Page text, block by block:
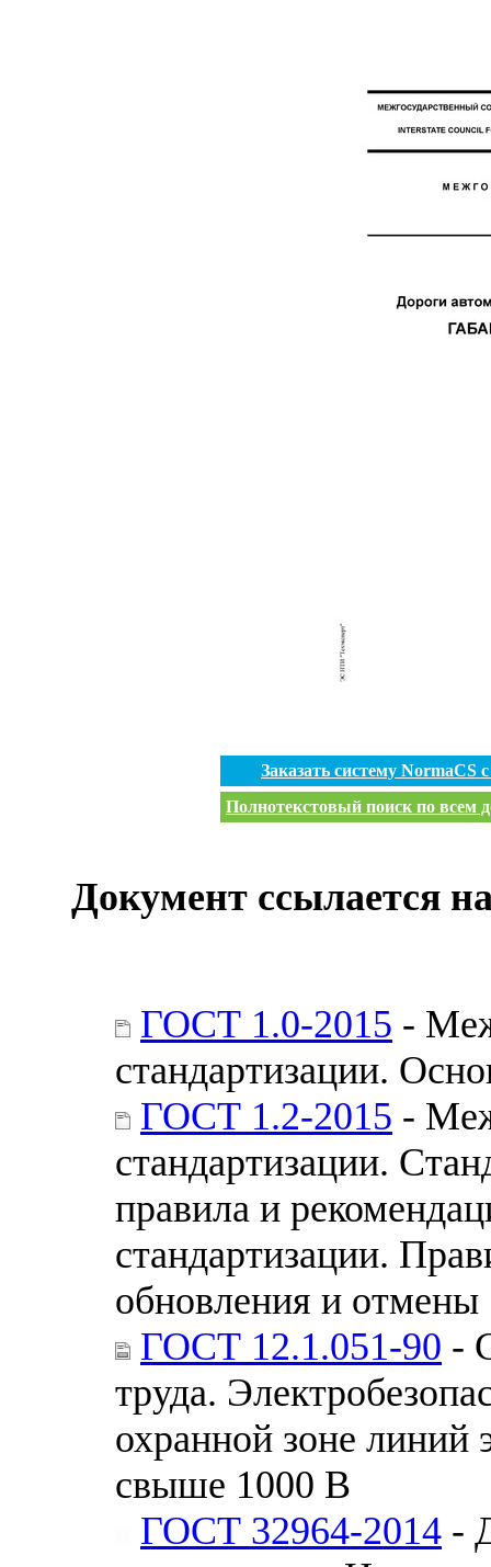
Заказать систему
Полнотекстовый поиск по всем
Документ ссылается
ГОСТ 1.0-2015 -
стандартизации.
ГОСТ 1.2-2015 -
стандартизации.
правила и
стандартизации.
обновления и отмены
ГОСТ 12.1.051-90 -
труда.
охранной зоне линий
свыше 1000 В
ГОСТ 32964-2014 -